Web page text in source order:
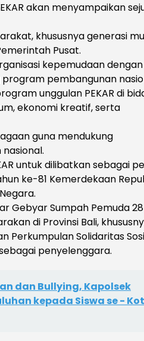
akan menyampaikan
khususnya generasi
Pusat.
kepemudaan dengan
pembangunan
unggulan PEKAR di
ekonomi kreatif, serta
guna mendukung
untuk dilibatkan sebagai
ke-81 Kemerdekaan
Gebyar Sumpah Pemuda 28
di Provinsi Bali,
Perkumpulan Solidaritas
penyelenggara.
dan Bullying, Kapolsek
kepada Siswa se -